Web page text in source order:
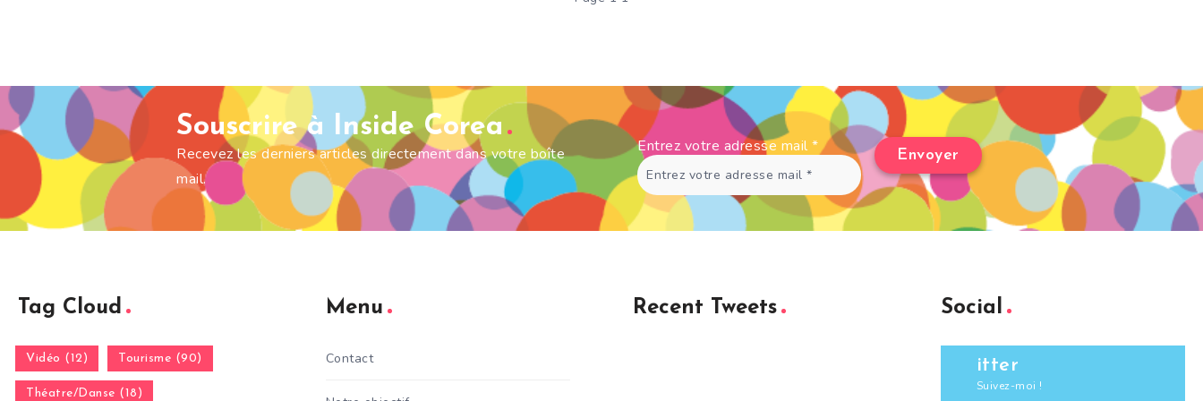
Souscrire à Inside Corea
Recevez les derniers articles directement dans votre boîte
mail.
Entrez votre adresse mail *
Tag Cloud
Vidéo (12) Tourisme (90)
Théatre/Danse (18)
Menu
Contact
Recent Tweets Social
itter
Suivez-moi !